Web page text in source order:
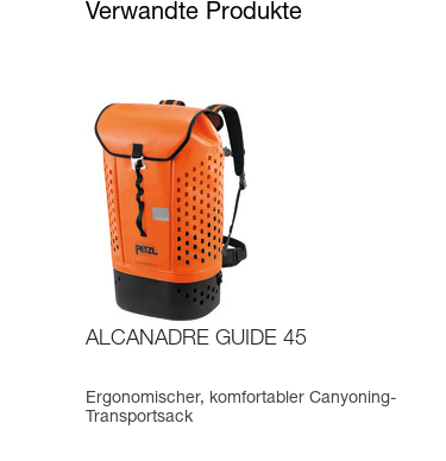
Verwandte Produkte
ALCANADRE GUIDE 45
Ergonomischer, komfortabler Canyoning-
Transportsack